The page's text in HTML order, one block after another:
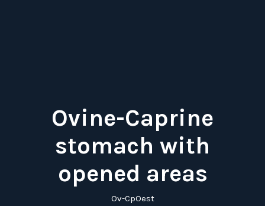
Ovine-Caprine
stomach with
opened areas
Ov-CpOest